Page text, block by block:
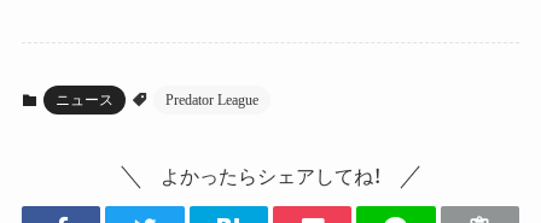
ニュース Predator League
よかったらシェアしてね！